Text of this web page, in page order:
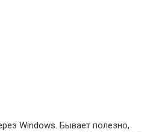
Windows. Бывает полезно,